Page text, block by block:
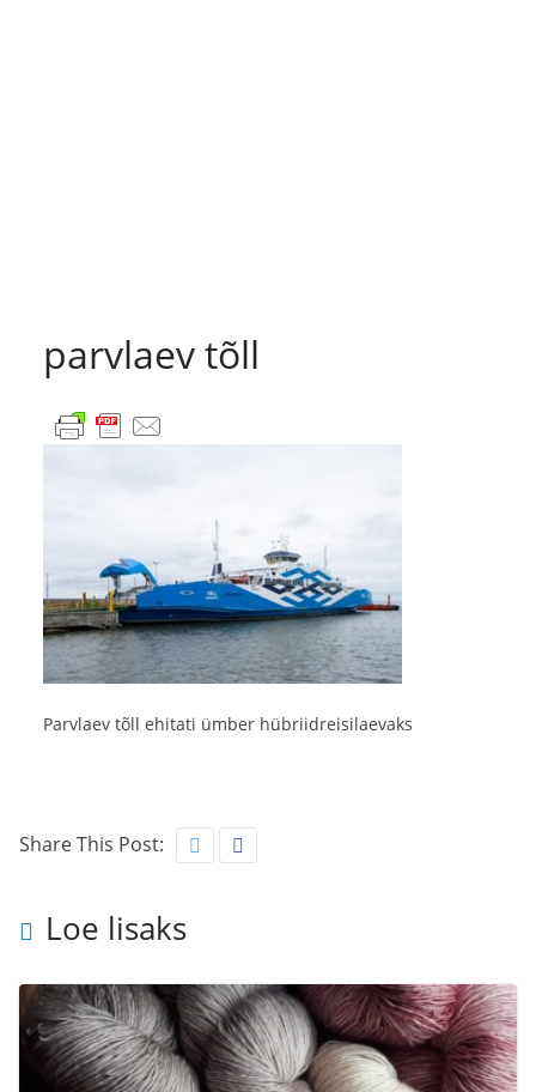
parvlaev tõll
Parvlaev tõll ehitati ümber hübriidreisilaevaks
Share This Post:
Loe lisaks